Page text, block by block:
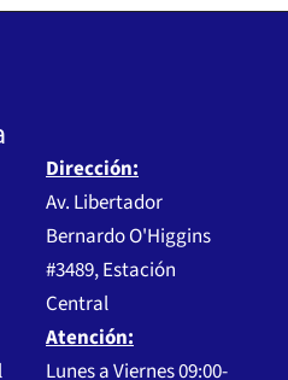
Dirección:
Av. Libertador
Bernardo O'Higgins
#3489, Estación
Central
Atención:
Lunes a Viernes 09:00-